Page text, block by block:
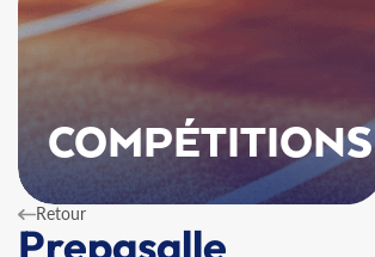
COMPÉTITIONS
Retour
Prepasalle